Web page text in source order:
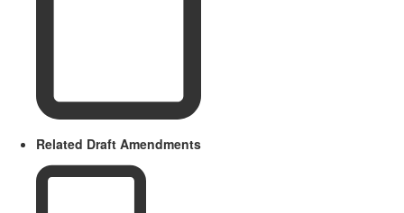
Related Draft Amendments